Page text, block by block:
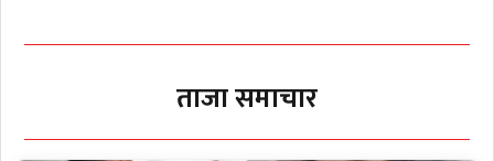
ताजा समाचार